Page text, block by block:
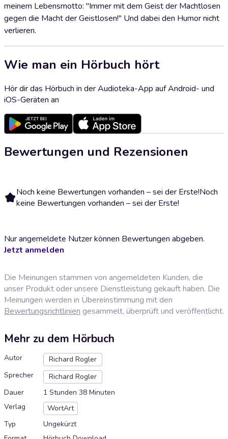
meinem Lebensmotto: "Immer mit dem Geist der Machtlosen
gegen die Macht der Geistlosen!" Und dabei den Humor nicht
verlieren.
Wie man ein Hörbuch hört
Hör dir das Hörbuch in der Audioteka-App auf Android- und
iOS-Geräten an
Bewertungen und Rezensionen
Noch keine Bewertungen vorhanden – sei der Erste!Noch
keine Bewertungen vorhanden – sei der Erste!
Nur angemeldete Nutzer können Bewertungen abgeben.
Jetzt anmelden
Die Meinungen stammen von angemeldeten Kunden, die
unser Produkt oder unsere Dienstleistung gekauft haben. Die
Meinungen werden in Übereinstimmung mit den
Bewertungsrichtlinien gesammelt, überprüft und veröffentlicht.
Mehr zu dem Hörbuch
Autor
Richard Rogler
Sprecher
Richard Rogler
Dauer
1 Stunden 38 Minuten
Verlag
WortArt
Typ
Ungekürzt